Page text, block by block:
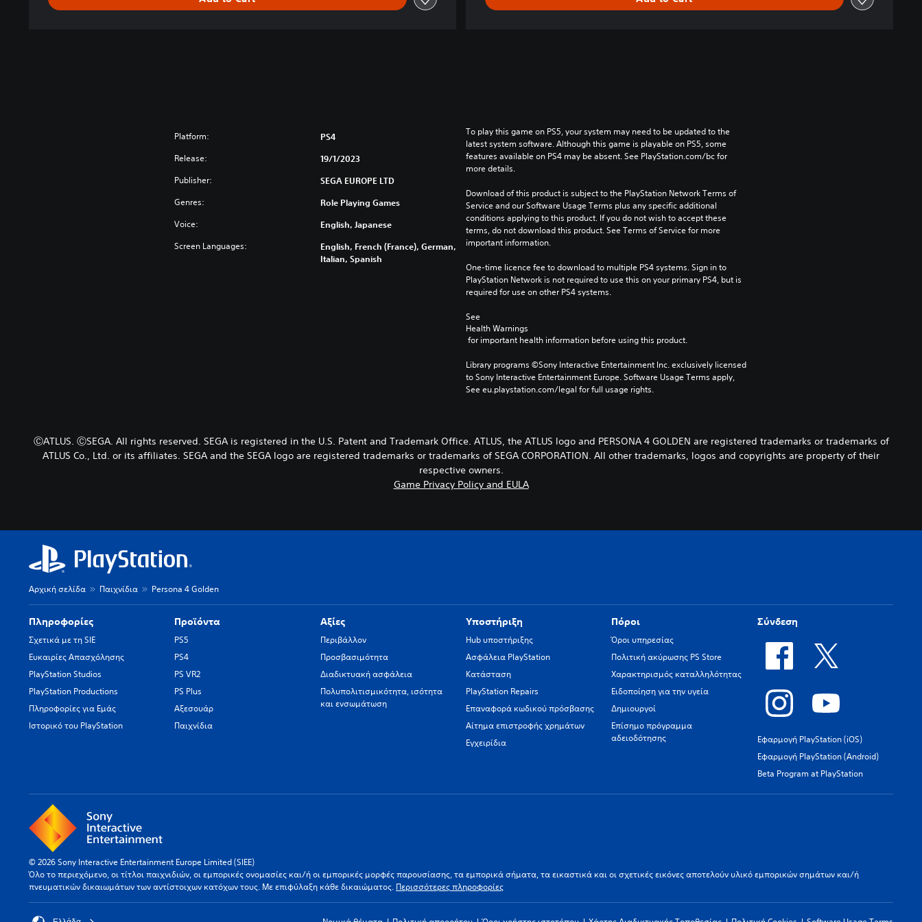
d
l
Platform: PS4
Release: 19/1/2023
Publisher: SEGA EUROPE LTD
Genres: Role Playing Games
Voice: English, Japanese
Screen Languages:
English, French (France), German,
Italian, Spanish
To play this game on PS5, your system may need to be updated to the
latest system software. Although this game is playable on PS5, some
features available on PS4 may be absent. See PlayStation.com/bc for
more details.
Download of this product is subject to the PlayStation Network Terms of
Service and our Software Usage Terms plus any specific additional
conditions applying to this product. If you do not wish to accept these
terms, do not download this product. See Terms of Service for more
important information.
One-time licence fee to download to multiple PS4 systems. Sign in to
PlayStation Network is not required to use this on your primary PS4, but is
required for use on other PS4 systems.
See
Health Warnings
for important health information before using this product.
Library programs ©Sony Interactive Entertainment Inc. exclusively licensed
to Sony Interactive Entertainment Europe. Software Usage Terms apply,
See eu.playstation.com/legal for full usage rights.
ⒸATLUS. ⒸSEGA. All rights reserved. SEGA is registered in the U.S. Patent and Trademark Office. ATLUS, the ATLUS logo and PERSONA 4 GOLDEN are registered trademarks or trademarks of
ATLUS Co., Ltd. or its affiliates. SEGA and the SEGA logo are registered trademarks or trademarks of SEGA CORPORATION. All other trademarks, logos and copyrights are property of their
respective owners.
Game Privacy Policy and EULA
Αρχική σελίδα Παιχνίδια Persona 4 Golden
Πληροφορίες
Σχετικά με τη SIE
Ευκαιρίες Απασχόλησης
PlayStation Studios
PlayStation Productions
Πληροφορίες για Εμάς
Ιστορικό του PlayStation
Προϊόντα
PS5
PS4
PS VR2
PS Plus
Αξεσουάρ
Παιχνίδια
Αξίες
Περιβάλλον
Προσβασιμότητα
Διαδικτυακή ασφάλεια
Πολυπολιτισμικότητα, ισότητα
και ενσωμάτωση
Υποστήριξη
Hub υποστήριξης
Ασφάλεια PlayStation
Κατάσταση
PlayStation Repairs
Επαναφορά κωδικού πρόσβασης
Αίτημα επιστροφής χρημάτων
Εγχειρίδια
Πόροι
Όροι υπηρεσίας
Πολιτική ακύρωσης PS Store
Χαρακτηρισμός καταλληλότητας
Ειδοποίηση για την υγεία
Δημιουργοί
Επίσημο πρόγραμμα
αδειοδότησης
Σύνδεση
Εφαρμογή PlayStation (iOS)
Εφαρμογή PlayStation (Android)
Beta Program at PlayStation
© 2026 Sony Interactive Entertainment Europe Limited (SIEE)
Όλο το περιεχόμενο, οι τίτλοι παιχνιδιών, οι εμπορικές ονομασίες και/ή οι εμπορικές μορφές παρουσίασης, τα εμπορικά σήματα, τα εικαστικά και οι σχετικές εικόνες αποτελούν υλικό εμπορικών σημάτων και/ή
πνευματικών δικαιωμάτων των αντίστοιχων κατόχων τους. Με επιφύλαξη κάθε δικαιώματος. Περισσότερες πληροφορίες